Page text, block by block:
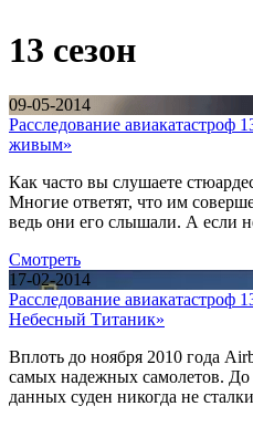
13 сезон
09-05-2014
Расследование авиакатастроф
живым»
Как часто вы слушаете
Многие ответят, что им
ведь они его слышали. А если
Смотреть
17-02-2014
Расследование авиакатастроф
Небесный Титаник»
Вплоть до ноября 2010 года
самых надежных самолетов.
данных суден никогда не